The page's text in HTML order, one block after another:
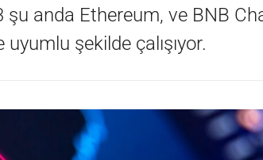
anda Ethereum, ve BNB
şekilde çalışıyor.